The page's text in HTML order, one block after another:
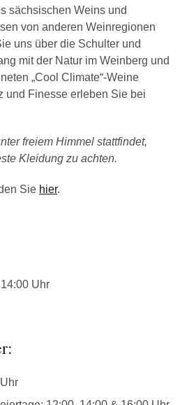
sächsischen Weins und
von anderen Weinregionen
uns über die Schulter und
mit der Natur im Weinberg und
„Cool Climate“-Weine
und Finesse erleben Sie bei
freiem Himmel stattfindet,
Kleidung zu achten.
Sie hier.
Uhr